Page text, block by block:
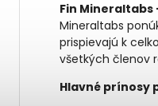
Fin
Mineraltabs
prispievajú k
všetkých členov
Hlavné prínosy